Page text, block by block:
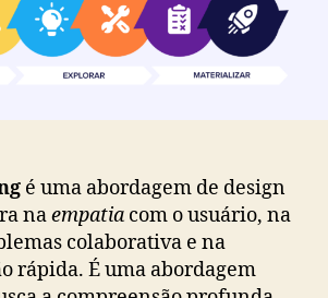
é uma abordagem de design
naempatia com o usuário, na
colaborativa e na
rápida. É uma abordagem